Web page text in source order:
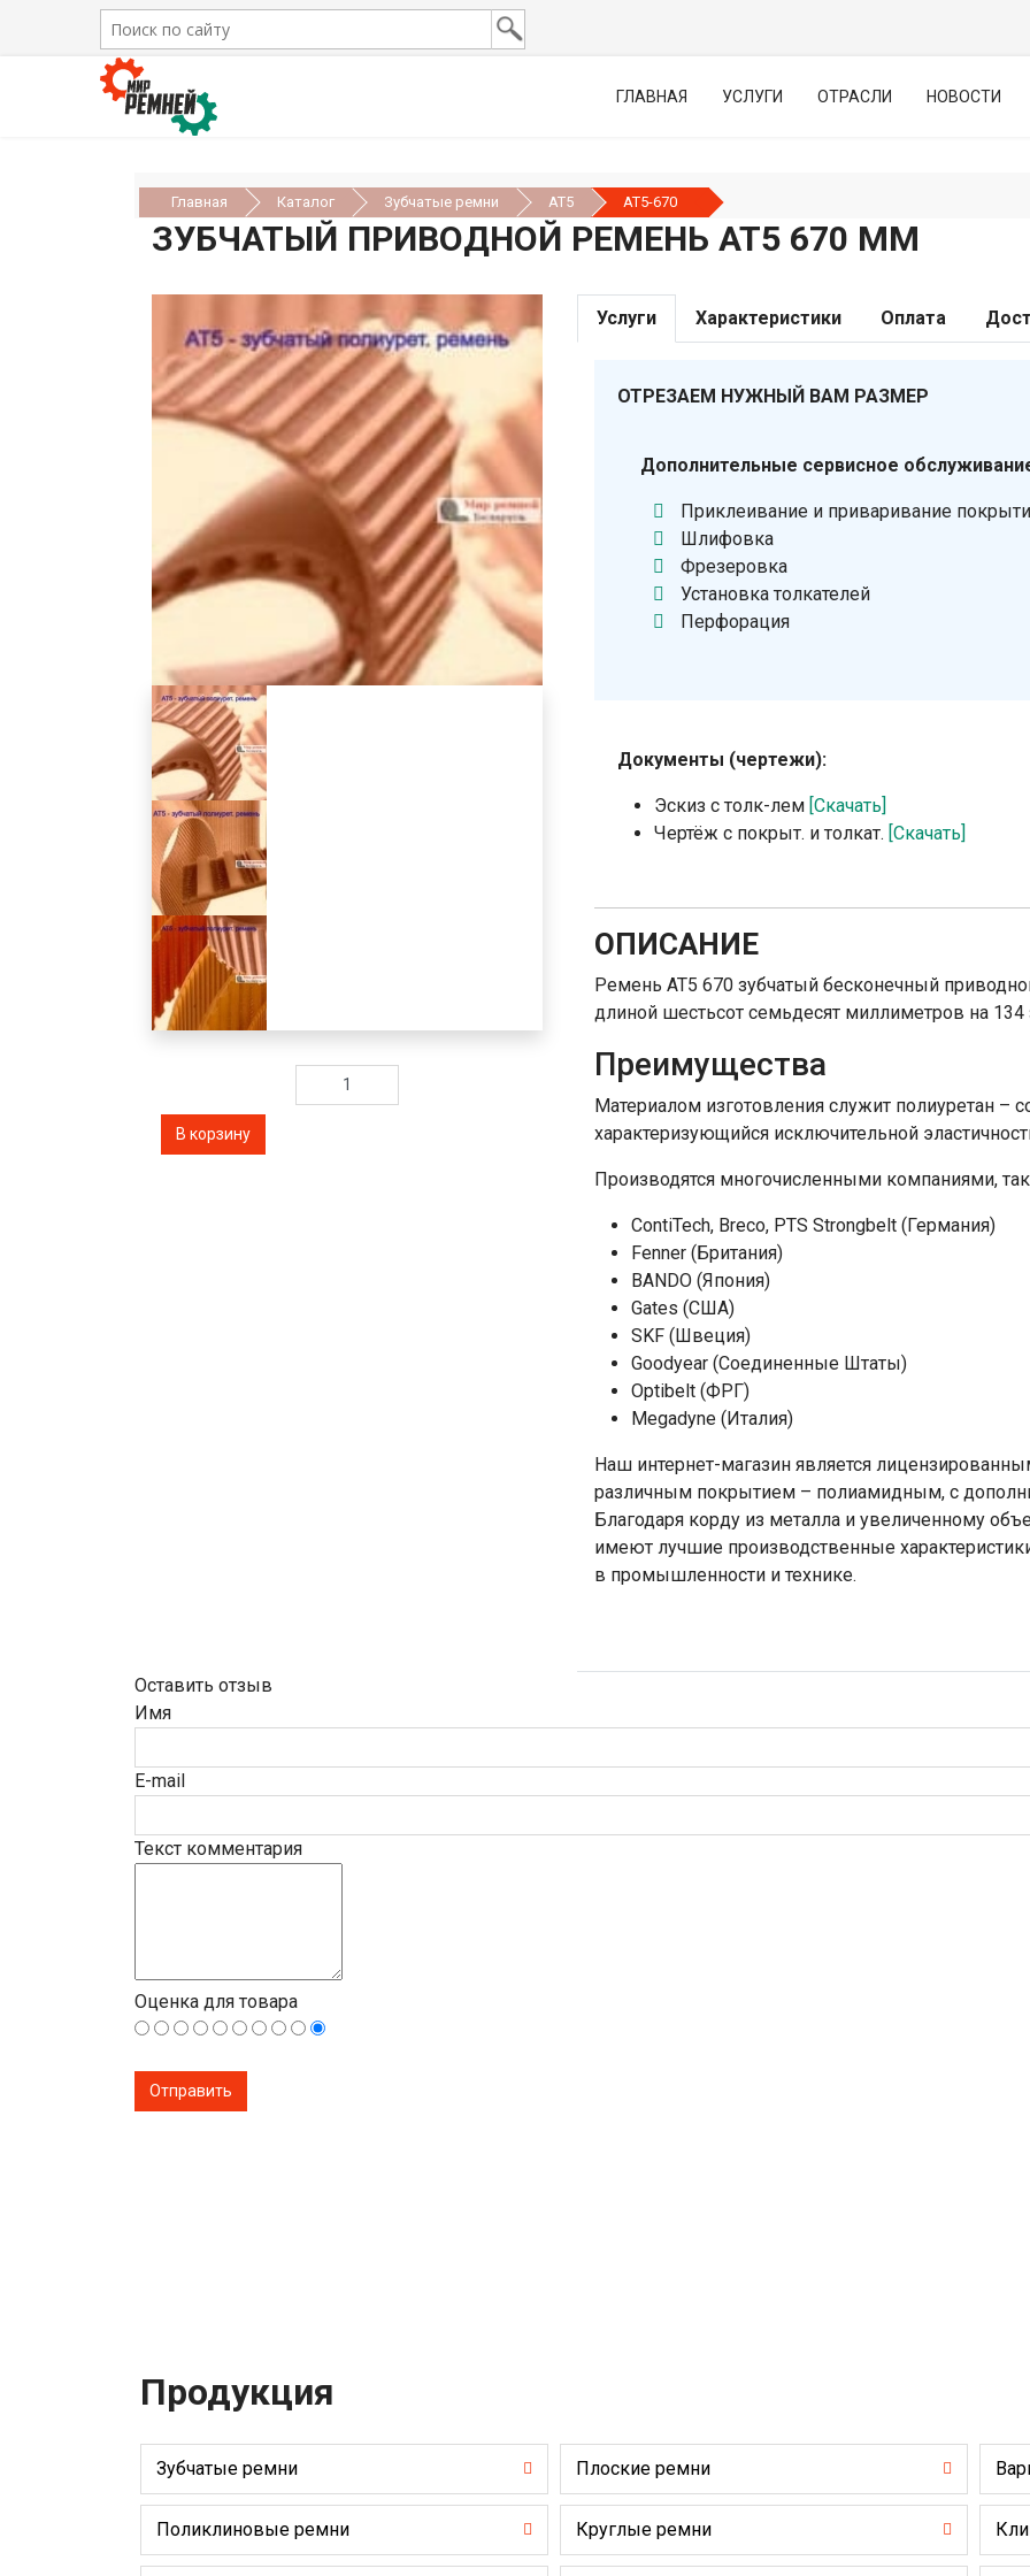
ГЛАВНАЯ УСЛУГИ ОТРАСЛИ НОВОСТИ
Главная Каталог Зубчатые ремни AT5 AT5-670
ЗУБЧАТЫЙ ПРИВОДНОЙ РЕМЕНЬ АТ5 670 ММ
Услуги Характеристики Оплата
ОТРЕЗАЕМ НУЖНЫЙ ВАМ РАЗМЕР
Дополнительные сервисное
Приклеивание и приваривание
Шлифовка
Фрезеровка
Установка толкателей
Перфорация
Документы (чертежи):
Эскиз с толк-лем [Скачать]
Чертёж с покрыт. и толкат. [Скачать]
ОПИСАНИЕ
Ремень АТ5 670 зубчатый бесконечный
длиной шестьсот семьдесят миллиметров на 134
Преимущества
Материалом изготовления служит полиуретан –
характеризующийся исключительной
Производятся многочисленными компаниями,
ContiTech, Breco, PTS Strongbelt (Германия)
Fenner (Британия)
BANDO (Япония)
Gates (США)
SKF (Швеция)
Goodyear (Соединенные Штаты)
Optibelt (ФРГ)
Megadyne (Италия)
Наш интернет-магазин является
различным покрытием – полиамидным, с
Благодаря корду из металла и увеличенному
имеют лучшие производственные
в промышленности и технике.
Оставить отзыв
Имя
E-mail
Текст комментария
Оценка для товара
Продукция
Зубчатые ремни Плоские ремни
Поликлиновые ремни Круглые ремни